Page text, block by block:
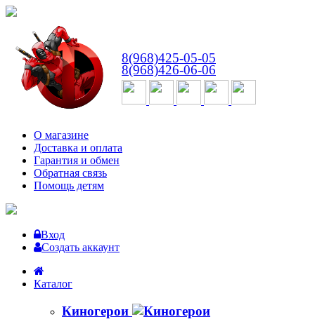
8(968)425-05-05
8(968)426-06-06
О магазине
Доставка и оплата
Гарантия и обмен
Обратная связь
Помощь детям
Вход
Создать аккаунт
Каталог
Киногерои